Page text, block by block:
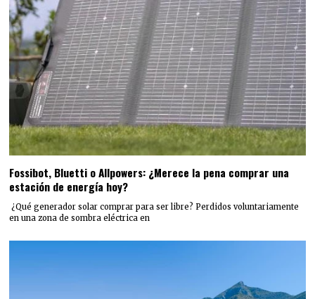
Fossibot, Bluetti o Allpowers: ¿Merece la pena comprar una
estación de energía hoy?
¿Qué generador solar comprar para ser libre? Perdidos voluntariamente
en una zona de sombra eléctrica en